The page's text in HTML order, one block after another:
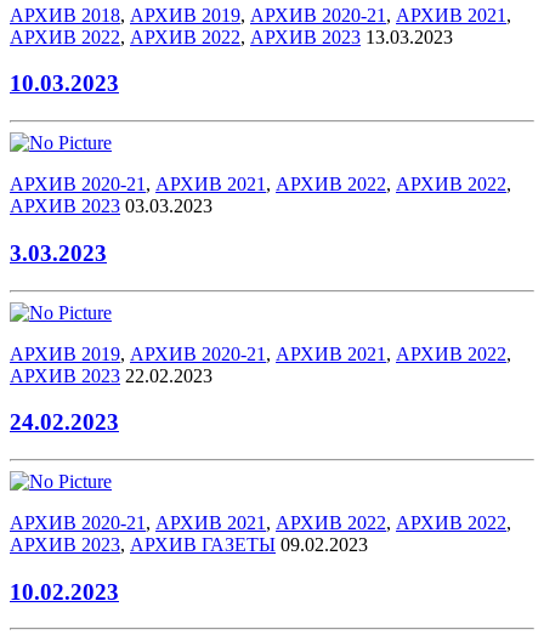
АРХИВ 2018, АРХИВ 2019, АРХИВ 2020-21 , АРХИВ 2021 ,
АРХИВ 2022, АРХИВ 2022, АРХИВ 2023 13.03.2023
10.03.2023
АРХИВ 2020-21 , АРХИВ 2021 , АРХИВ 2022, АРХИВ 2022,
АРХИВ 2023 03.03.2023
3.03.2023
АРХИВ 2019, АРХИВ 2020-21 , АРХИВ 2021 , АРХИВ 2022,
АРХИВ 2023 22.02.2023
24.02.2023
АРХИВ 2020-21 , АРХИВ 2021 , АРХИВ 2022, АРХИВ 2022,
АРХИВ 2023, АРХИВ ГАЗЕТЫ 09.02.2023
10.02.2023